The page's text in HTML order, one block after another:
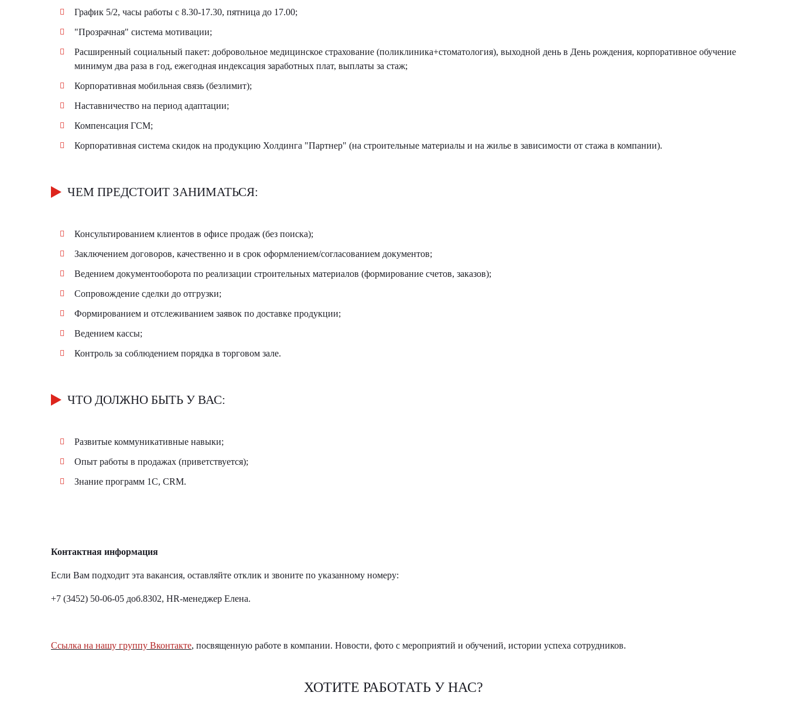
График 5/2, часы работы с 8.30-17.30, пятница до 17.00;
"Прозрачная" система мотивации;
Расширенный социальный пакет: добровольное медицинское страхование (поликлиника+стоматология), выходной день в День рождения, корпоративное обучение
минимум два раза в год, ежегодная индексация заработных плат, выплаты за стаж;
Корпоративная мобильная связь (безлимит);
Наставничество на период адаптации;
Компенсация ГСМ;
Корпоративная система скидок на продукцию Холдинга "Партнер" (на строительные материалы и на жилье в зависимости от стажа в компании).
ЧЕМ ПРЕДСТОИТ ЗАНИМАТЬСЯ:
Консультированием клиентов в офисе продаж (без поиска);
Заключением договоров, качественно и в срок оформлением/согласованием документов;
Ведением документооборота по реализации строительных материалов (формирование счетов, заказов);
Сопровождение сделки до отгрузки;
Формированием и отслеживанием заявок по доставке продукции;
Ведением кассы;
Контроль за соблюдением порядка в торговом зале.
ЧТО ДОЛЖНО БЫТЬ У ВАС:
Развитые коммуникативные навыки;
Опыт работы в продажах (приветствуется);
Знание программ 1С, CRM.
Контактная информация
Если Вам подходит эта вакансия, оставляйте отклик и звоните по указанному номеру:
+7 (3452) 50-06-05 доб.8302, HR-менеджер Елена.
Ссылка на нашу группу Вконтакте, посвященную работе в компании. Новости, фото с мероприятий и обучений, истории успеха сотрудников.
ХОТИТЕ РАБОТАТЬ У НАС?